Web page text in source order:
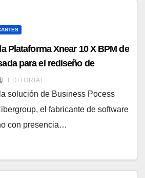
Plataforma Xnear 10 X BPM de
para el rediseño de
EDITORIAL
solución de Business Pocess
el fabricante de software
con presencia…